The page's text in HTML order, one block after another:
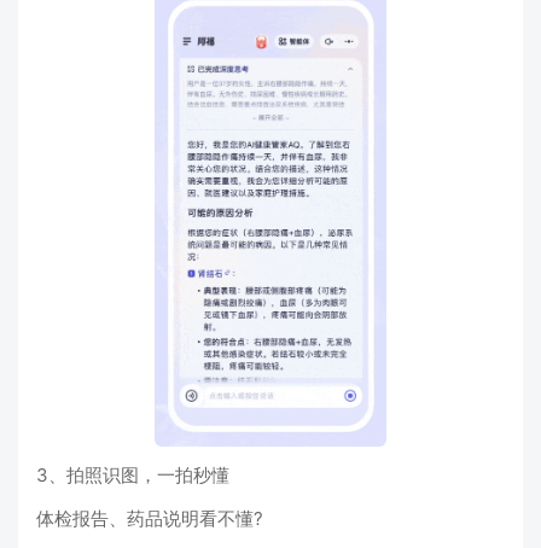
3、拍照识图，一拍秒懂
体检报告、药品说明看不懂?